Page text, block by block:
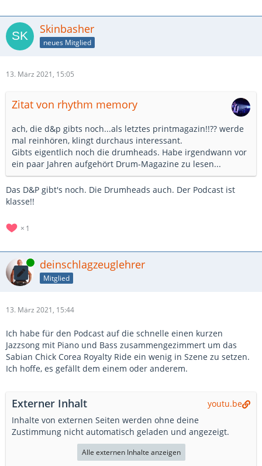
Skinbasher
neues Mitglied
13. März 2021, 15:05
Zitat von rhythm memory
ach, die d&p gibts noch...als letztes printmagazin!!?? werde
mal reinhören, klingt durchaus interessant.
Gibts eigentlich noch die drumheads. Habe irgendwann vor
ein paar Jahren aufgehört Drum-Magazine zu lesen...
Das D&P gibt's noch. Die Drumheads auch. Der Podcast ist
klasse!!
1
Online deinschlagzeuglehrer
Mitglied
13. März 2021, 15:44
Ich habe für den Podcast auf die schnelle einen kurzen
Jazzsong mit Piano und Bass zusammengezimmert um das
Sabian Chick Corea Royalty Ride ein wenig in Szene zu setzen.
Ich hoffe, es gefällt dem einem oder anderem.
Externer Inhalt
youtu.be
Inhalte von externen Seiten werden ohne deine
Zustimmung nicht automatisch geladen und angezeigt.
Alle externen Inhalte anzeigen